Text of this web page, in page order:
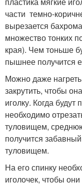
части темно-
вырезается
множество тонких
края). Чем тоньше
пышнее получится
Можно даже
закрутить, чтобы
иголку. Когда будут
необходимо
туловищем,
получится
туловищем.
На его спинку
иголочек, чтобы